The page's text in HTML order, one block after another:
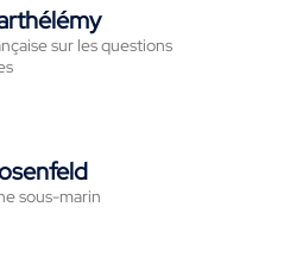
sur les questions
sous-marin